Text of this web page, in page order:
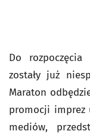
Do rozpoczęcia
zostały już
Maraton
promocji imprez
mediów,